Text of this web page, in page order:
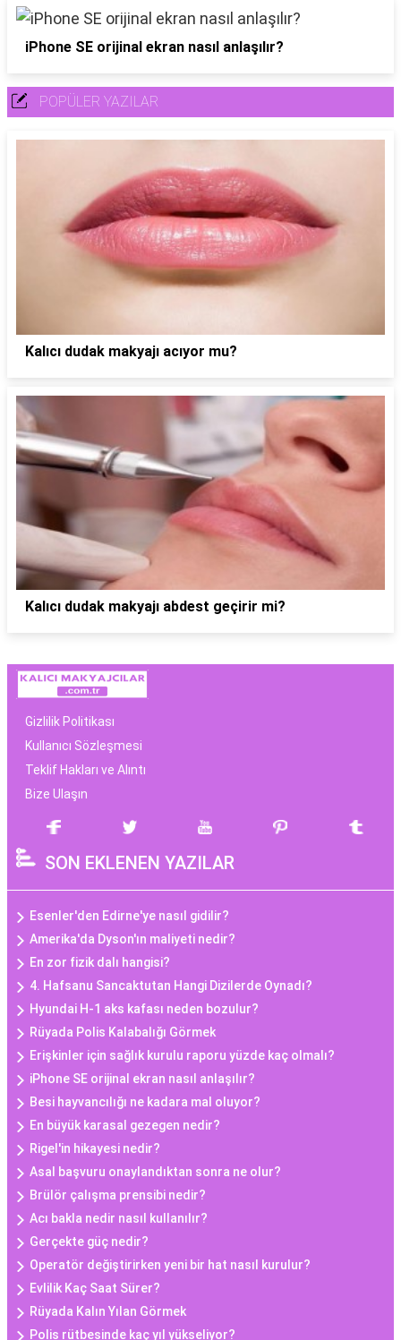
iPhone SE orijinal ekran nasıl anlaşılır?
POPÜLER YAZILAR
Kalıcı dudak makyajı acıyor mu?
Kalıcı dudak makyajı abdest geçirir mi?
Gizlilik Politikası
Kullanıcı Sözleşmesi
Teklif Hakları ve Alıntı
Bize Ulaşın
SON EKLENEN YAZILAR
Esenler'den Edirne'ye nasıl gidilir?
Amerika'da Dyson'ın maliyeti nedir?
En zor fizik dalı hangisi?
4. Hafsanu Sancaktutan Hangi Dizilerde Oynadı?
Hyundai H-1 aks kafası neden bozulur?
Rüyada Polis Kalabalığı Görmek
Erişkinler için sağlık kurulu raporu yüzde kaç olmalı?
iPhone SE orijinal ekran nasıl anlaşılır?
Besi hayvancılığı ne kadara mal oluyor?
En büyük karasal gezegen nedir?
Rigel'in hikayesi nedir?
Asal başvuru onaylandıktan sonra ne olur?
Brülör çalışma prensibi nedir?
Acı bakla nedir nasıl kullanılır?
Gerçekte güç nedir?
Operatör değiştirirken yeni bir hat nasıl kurulur?
Evlilik Kaç Saat Sürer?
Rüyada Kalın Yılan Görmek
Polis rütbesinde kaç yıl yükseliyor?